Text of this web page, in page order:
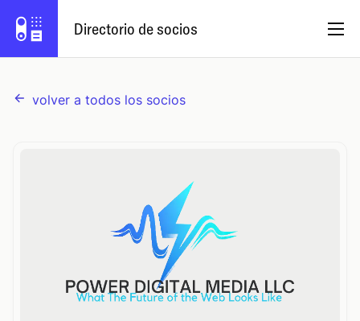
Directorio de socios
Prueba Capsule
volver a todos los socios